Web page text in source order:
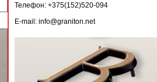
Телефон: +375(152)520-094
E-mail: info@graniton.net